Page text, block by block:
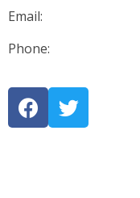
Email:
Phone: